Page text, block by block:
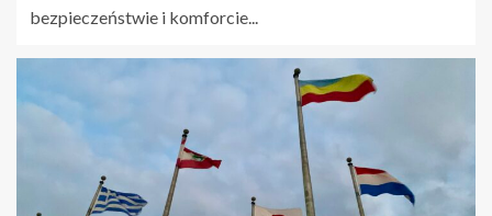
bezpieczeństwie i komforcie...